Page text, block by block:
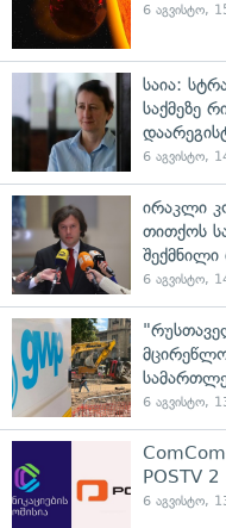
6 აგვისტო,
საია:
საქმეზე
6 აგვისტო,
ირაკლი
თითქოს
შექმნილი
6 აგვისტო,
6 აგვისტო,
POSTV
6 აგვისტო,